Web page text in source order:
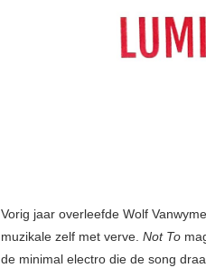
Vorig jaar overleefde Wolf
muzikale zelf met verve. Not To
de minimal electro die de song